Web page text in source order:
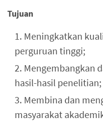
Tujuan
Meningkatkan
perguruan tinggi;
Mengembangkan
hasil-hasil penelitian;
Membina dan
masyarakat